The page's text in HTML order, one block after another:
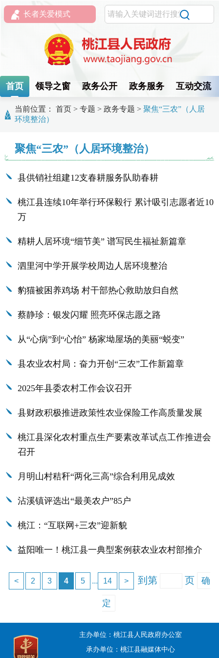
长者关爱模式
首页 领导之窗 政务公开 政务服务 互动交流
当前位置： 首页 > 专题 > 政务专题 > 聚焦“三农”（人居
环境整治）
聚焦“三农”（人居环境整治）
县供销社组建12支春耕服务队助春耕
桃江县连续10年举行环保毅行 累计吸引志愿者近10
万
精耕人居环境“细节美” 谱写民生福祉新篇章
泗里河中学开展学校周边人居环境整治
豹猫被困养鸡场 村干部热心救助放归自然
蔡静珍：银发闪耀 照亮环保志愿之路
从“心病”到“心怡” 杨家坳屋场的美丽“蜕变”
县农业农村局：奋力开创“三农”工作新篇章
2025年县委农村工作会议召开
县财政积极推进政策性农业保险工作高质量发展
桃江县深化农村重点生产要素改革试点工作推进会
召开
月明山村秸秆“两化三高”综合利用见成效
沾溪镇评选出“最美农户”85户
桃江：“互联网+三农”迎新貌
益阳唯一！桃江县一典型案例获农业农村部推介
< 2 3 4 5 ... 14 > 到第 页 确
定
主办单位：桃江县人民政府办公室
承办单位：桃江县融媒体中心